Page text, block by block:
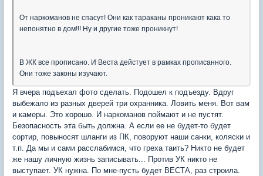
От наркоманов не спасут! Они как тараканы проникают кака то
непонятно в дом!!! Ну и другие тоже проникнут!
В ЖК все прописано. И Веста дейстует в рамках прописанного.
Они тоже законы изучают.
Я вчера подъехал фото сделать. Подошел к подъезду. Вдруг
выбежало из разных дверей три охранника. Ловить меня. Вот вам
и камеры. Это хорошо. И наркоманов поймают и не пустят.
Безопасность эта быть должна. А если ее не будет-то будет
сортир, повыносят шланги из ПК, поворуют наши санки, коляски и
т.п. Да мы и сами расслабимся, что греха таить? Никто не будет
же нашу личную жизнь записывать... Против УК никто не
выступает. УК нужна. По мне-пусть будет ВЕСТА, раз строила.